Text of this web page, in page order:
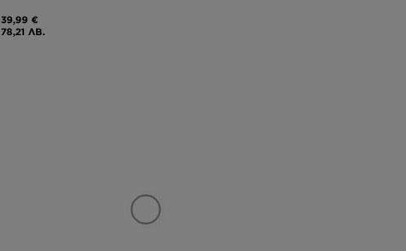
39,99 €
78,21 ЛВ.